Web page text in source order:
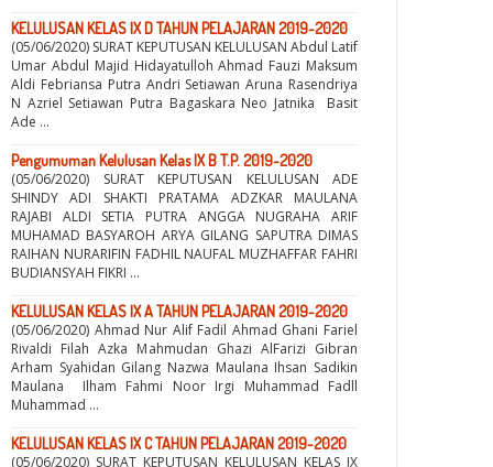
KELULUSAN KELAS IX D TAHUN PELAJARAN 2019-2020
(05/06/2020) SURAT KEPUTUSAN KELULUSAN Abdul Latif
Umar Abdul Majid Hidayatulloh Ahmad Fauzi Maksum
Aldi Febriansa Putra Andri Setiawan Aruna Rasendriya
N Azriel Setiawan Putra Bagaskara Neo Jatnika Basit
Ade ...
Pengumuman Kelulusan Kelas IX B T.P. 2019-2020
(05/06/2020) SURAT KEPUTUSAN KELULUSAN ADE
SHINDY ADI SHAKTI PRATAMA ADZKAR MAULANA
RAJABI ALDI SETIA PUTRA ANGGA NUGRAHA ARIF
MUHAMAD BASYAROH ARYA GILANG SAPUTRA DIMAS
RAIHAN NURARIFIN FADHIL NAUFAL MUZHAFFAR FAHRI
BUDIANSYAH FIKRI ...
KELULUSAN KELAS IX A TAHUN PELAJARAN 2019-2020
(05/06/2020) Ahmad Nur Alif Fadil Ahmad Ghani Fariel
Rivaldi Filah Azka Mahmudan Ghazi AlFarizi Gibran
Arham Syahidan Gilang Nazwa Maulana Ihsan Sadikin
Maulana Ilham Fahmi Noor Irgi Muhammad Fadll
Muhammad ...
KELULUSAN KELAS IX C TAHUN PELAJARAN 2019-2020
(05/06/2020) SURAT KEPUTUSAN KELULUSAN KELAS IX